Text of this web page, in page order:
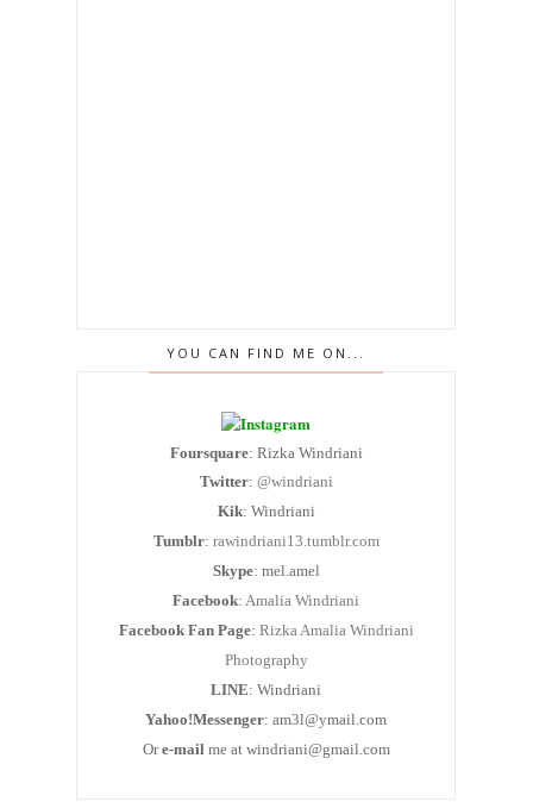
YOU CAN FIND ME ON...
Foursquare: Rizka Windriani
Twitter: @windriani
Kik: Windriani
Tumblr: rawindriani13.tumblr.com
Skype: mel.amel
Facebook: Amalia Windriani
Facebook Fan Page: Rizka Amalia Windriani
Photography
LINE: Windriani
Yahoo!Messenger: am3l@ymail.com
Ore-mailme at windriani@gmail.com